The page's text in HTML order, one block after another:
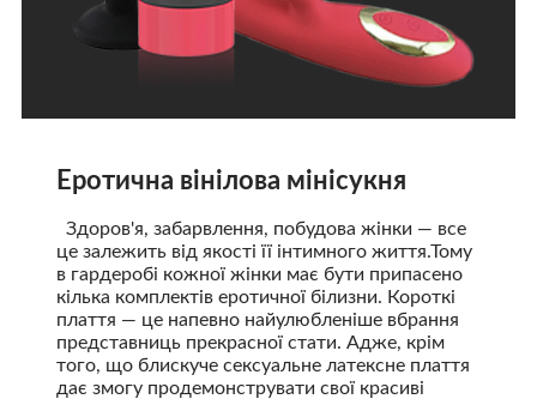
Еротична вінілова мінісукня
Здоров'я, забарвлення, побудова жінки — все
це залежить від якості її інтимного життя.Тому
в гардеробі кожної жінки має бути припасено
кілька комплектів еротичної білизни. Короткі
плаття — це напевно найулюбленіше вбрання
представниць прекрасної стати. Адже, крім
того, що блискуче сексуальне латексне плаття
дає змогу продемонструвати свої красиві